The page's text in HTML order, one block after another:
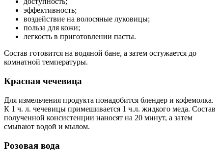
эффективность;
воздействие на волосяные луковицы;
польза для кожи;
легкость в приготовлении пасты.
Состав готовится на водяной бане, а затем остужается до
комнатной температуры.
Красная чечевица
Для измельчения продукта понадобится блендер и кофемолка.
К 1 ч. л. чечевицы примешивается 1 ч.л. жидкого меда. Состав
полученной консистенции наносят на 20 минут, а затем
смывают водой и мылом.
Розовая вода